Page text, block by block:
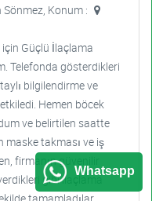
Sönmez, Konum :
Güçlü İlaçlama
Telefonda gösterdikleri
bilgilendirme ve
Hemen böcek
ve belirtilen saatte
maske takması ve iş
firmanın güvenilir
gibi ilaçlama
Whatsapp